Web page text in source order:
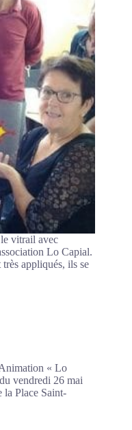
vitrail avec
Lo Capial.
appliqués, ils se
« Lo
vendredi 26 mai
la Place Saint-